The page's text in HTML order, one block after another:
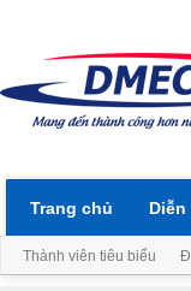
Trang chủ Diễn
Thành viên tiêu biểu